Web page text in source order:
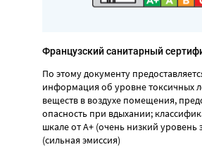
Французский санитарный
По этому документу
информация об уровне токсичных
веществ в воздухе помещения,
опасность при вдыхании;
шкале от А+ (очень низкий уровень
(сильная эмиссия)